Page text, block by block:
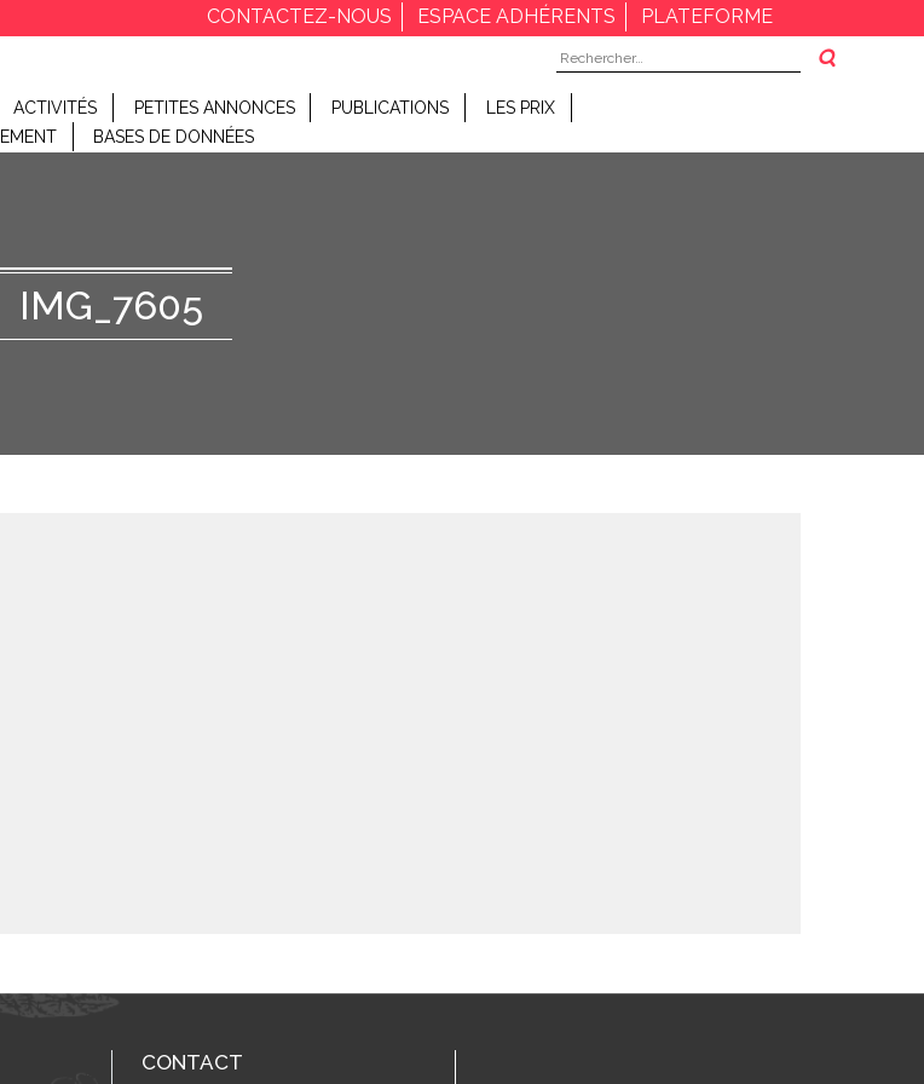
CONTACTEZ-NOUS ESPACE ADHÉRENTS
PLATEFORME
Rechercher :
ACTIVITÉS PETITES ANNONCES PUBLICATIONS
LES PRIX
BASES DE DONNÉES
IMG_7605
CONTACT